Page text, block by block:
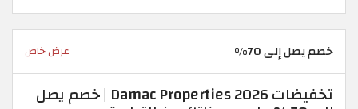
خصم يصل إلى 70% عرض خاص
تخفيضات Damac Properties 2026 | خصم يصل